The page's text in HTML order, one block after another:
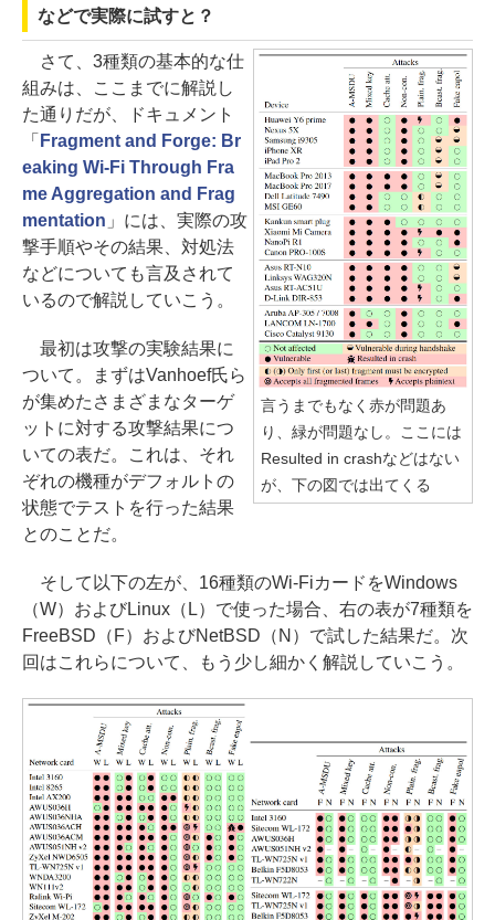
などで実際に試すと？
言うまでもなく赤が問題あ
り、緑が問題なし。ここには
Resulted in crashなどはない
が、下の図では出てくる
さて、3種類の基本的な仕
組みは、ここまでに解説し
た通りだが、ドキュメント
「 Fragment and Forge: Br
eaking Wi-Fi Through Fra
me Aggregation and Frag
mentation 」には、実際の攻
撃手順やその結果、対処法
などについても言及されて
いるので解説していこう。
最初は攻撃の実験結果に
ついて。まずはVanhoef氏ら
が集めたさまざまなターゲ
ットに対する攻撃結果につ
いての表だ。これは、それ
ぞれの機種がデフォルトの
状態でテストを行った結果
とのことだ。
そして以下の左が、16種類のWi-FiカードをWindows
（W）およびLinux（L）で使った場合、右の表が7種類を
FreeBSD（F）およびNetBSD（N）で試した結果だ。次
回はこれらについて、もう少し細かく解説していこう。